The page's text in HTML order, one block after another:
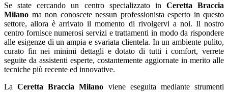
Se state cercando un centro specializzato in Ceretta Braccia
Milano ma non conoscete nessun professionista esperto in questo
settore, allora è arrivato il momento di rivolgervi a noi. Il nostro
centro fornisce numerosi servizi e trattamenti in modo da rispondere
alle esigenze di un ampia e svariata clientela. In un ambiente pulito,
curato fin nei minimi dettagli e dotato di tutti i comfort, verrete
seguite da assistenti esperte, costantemente aggiornate in merito alle
tecniche più recente ed innovative.
La Ceretta Braccia Milano viene eseguita mediante strumenti